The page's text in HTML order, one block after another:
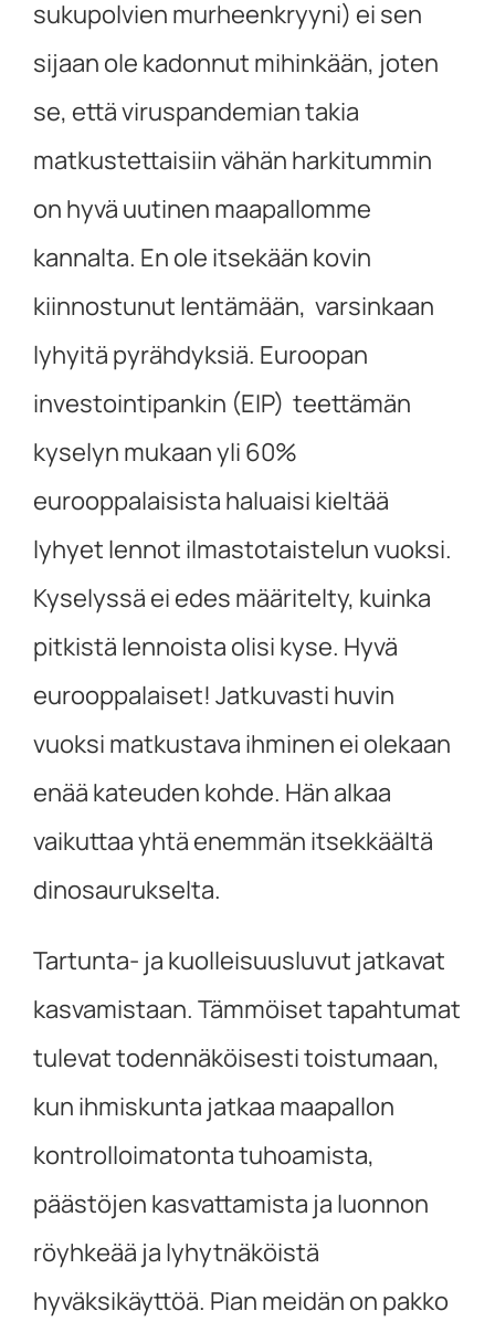
sukupolvien murheenkryyni) ei sen
sijaan ole kadonnut mihinkään, joten
se, että viruspandemian takia
matkustettaisiin vähän harkitummin
on hyvä uutinen maapallomme
kannalta. En ole itsekään kovin
kiinnostunut lentämään, varsinkaan
lyhyitä pyrähdyksiä. Euroopan
investointipankin (EIP) teettämän
kyselyn mukaan yli 60%
eurooppalaisista haluaisi kieltää
lyhyet lennot ilmastotaistelun vuoksi.
Kyselyssä ei edes määritelty, kuinka
pitkistä lennoista olisi kyse. Hyvä
eurooppalaiset! Jatkuvasti huvin
vuoksi matkustava ihminen ei olekaan
enää kateuden kohde. Hän alkaa
vaikuttaa yhtä enemmän itsekkäältä
dinosaurukselta.
Tartunta- ja kuolleisuusluvut jatkavat
kasvamistaan. Tämmöiset tapahtumat
tulevat todennäköisesti toistumaan,
kun ihmiskunta jatkaa maapallon
kontrolloimatonta tuhoamista,
päästöjen kasvattamista ja luonnon
röyhkeää ja lyhytnäköistä
hyväksikäyttöä. Pian meidän on pakko